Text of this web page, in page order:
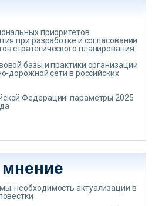
приоритетов
при разработке и согласовании
стратегического планирования
базы и практики организации
дорожной сети в российских
Федерации: параметры 2025
необходимость актуализации в